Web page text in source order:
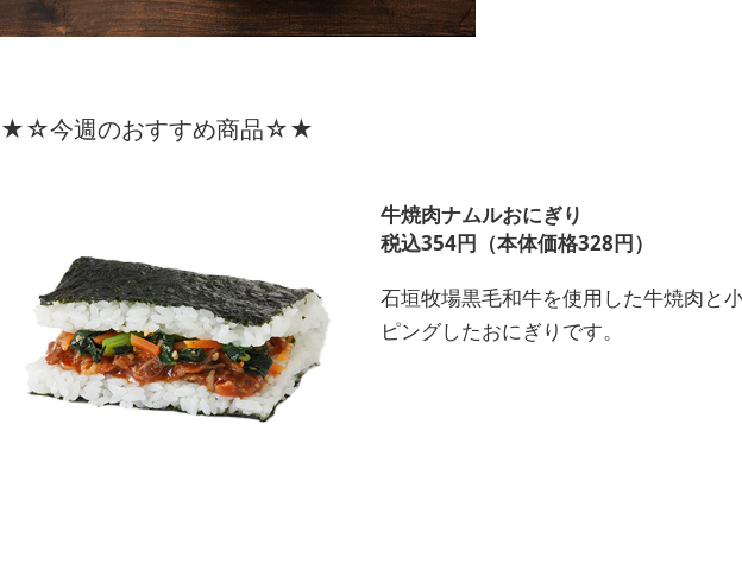
★☆今週のおすすめ商品☆★
牛焼肉ナムルおにぎり
税込354円（本体価格328円）
石垣牧場黒毛和牛を使用した牛焼肉と
ピングしたおにぎりです。